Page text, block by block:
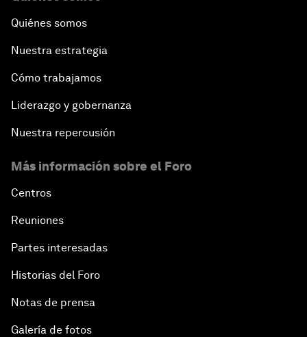
Quiénes somos
Nuestra estrategia
Cómo trabajamos
Liderazgo y gobernanza
Nuestra repercusión
Más información sobre el Foro
Centros
Reuniones
Partes interesadas
Historias del Foro
Notas de prensa
Galería de fotos